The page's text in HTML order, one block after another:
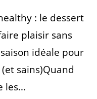
: le dessert
plaisir sans
idéale pour
sains)Quand
les…